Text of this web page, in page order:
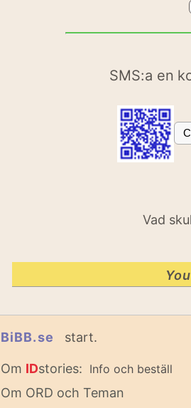
SMS:a en
Vad
BiBB.se start.
Om IDstories: Info och beställ
Om ORD och Teman